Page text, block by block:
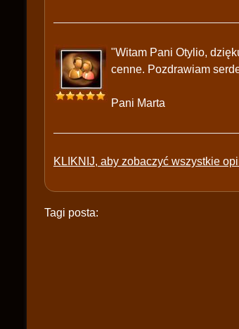
"Witam Pani Otylio,
cenne. Pozdrawiam
Pani Marta
KLIKNIJ, aby zobaczyć wszystkie
Tagi posta: